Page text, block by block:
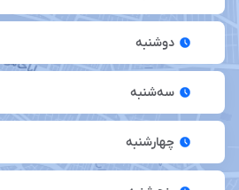
دوشنبه
سه‌شنبه
چهارشنبه